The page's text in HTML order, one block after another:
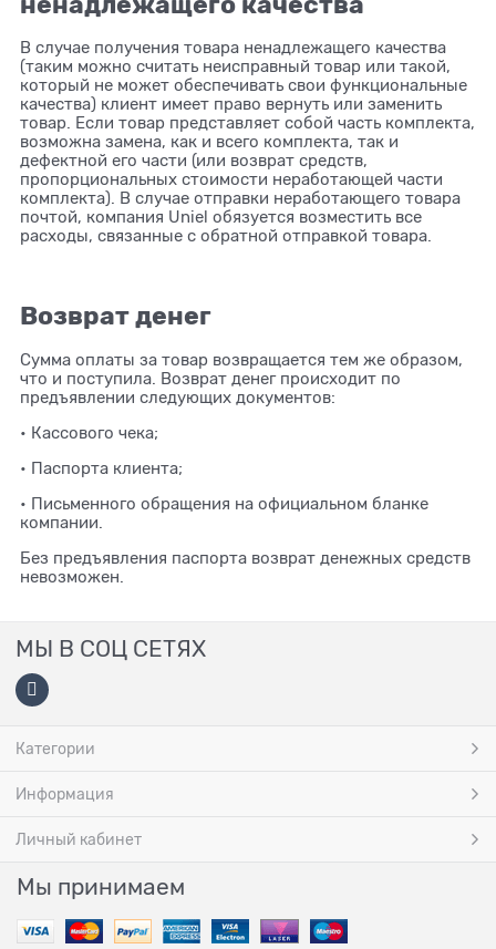
В случае получения товара ненадлежащего качества
(таким можно считать неисправный товар или такой,
который не может обеспечивать свои функциональные
качества) клиент имеет право вернуть или заменить
товар. Если товар представляет собой часть комплекта,
возможна замена, как и всего комплекта, так и
дефектной его части (или возврат средств,
пропорциональных стоимости неработающей части
комплекта). В случае отправки неработающего товара
почтой, компания Uniel обязуется возместить все
расходы, связанные с обратной отправкой товара.
Возврат денег
Сумма оплаты за товар возвращается тем же образом,
что и поступила. Возврат денег происходит по
предъявлении следующих документов:
• Кассового чека;
• Паспорта клиента;
• Письменного обращения на официальном бланке
компании.
Без предъявления паспорта возврат денежных средств
невозможен.
МЫ В СОЦ СЕТЯХ
Категории
Информация
Личный кабинет
Мы принимаем